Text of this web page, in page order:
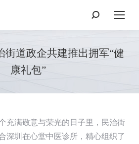
搜
索：
街道政企共建推出拥军“健
康礼包”
充满敬意与荣光的日子里，民治街
深圳在心堂中医诊所，精心组织了